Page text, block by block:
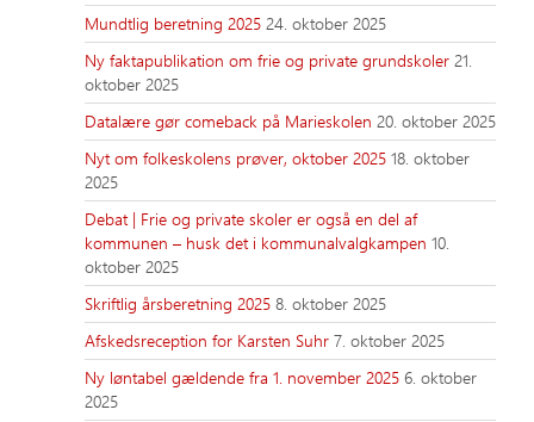
Mundtlig beretning 2025 24. oktober 2025
Ny faktapublikation om frie og private grundskoler 21.
oktober 2025
Datalære gør comeback på Marieskolen 20. oktober 2025
Nyt om folkeskolens prøver, oktober 2025 18. oktober
2025
Debat | Frie og private skoler er også en del af
kommunen – husk det i kommunalvalgkampen 10.
oktober 2025
Skriftlig årsberetning 2025 8. oktober 2025
Afskedsreception for Karsten Suhr 7. oktober 2025
Ny løntabel gældende fra 1. november 2025 6. oktober
2025